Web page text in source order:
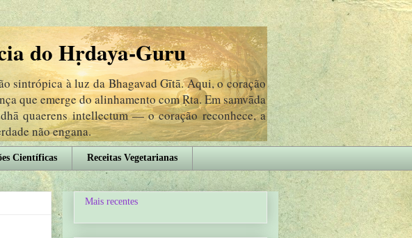
do Hṛdaya-Guru
sintrópica à luz da Bhagavad Gītā. Aqui, o coração
que emerge do alinhamento com Ṛta. Em samvāda
quaerens intellectum — o coração reconhece, a
não engana.
Científicas Receitas Vegetarianas
Mais recentes